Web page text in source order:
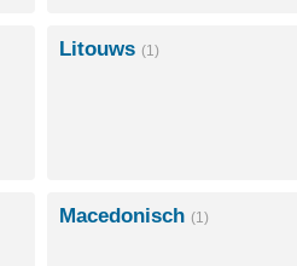
Litouws (1)
Macedonisch (1)